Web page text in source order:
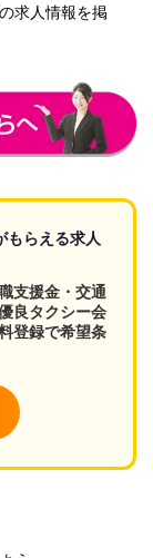
求人情報を掲
もらえる求人
支援金・交通
良タクシー会
登録で希望条